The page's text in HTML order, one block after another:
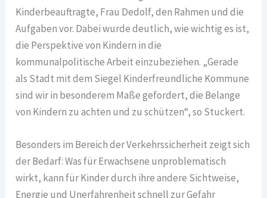
Kinderbeauftragte, Frau Dedolf, den Rahmen und die
Aufgaben vor. Dabei wurde deutlich, wie wichtig es ist,
die Perspektive von Kindern in die
kommunalpolitische Arbeit einzubeziehen. „Gerade
als Stadt mit dem Siegel Kinderfreundliche Kommune
sind wir in besonderem Maße gefordert, die Belange
von Kindern zu achten und zu schützen“, so Stuckert.
Besonders im Bereich der Verkehrssicherheit zeigt sich
der Bedarf: Was für Erwachsene unproblematisch
wirkt, kann für Kinder durch ihre andere Sichtweise,
Energie und Unerfahrenheit schnell zur Gefahr